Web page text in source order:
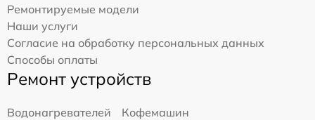
Ремонтируемые модели
Наши услуги
Согласие на обработку персональных данных
Способы оплаты
Ремонт устройств
Водонагревателей
Кофемашин